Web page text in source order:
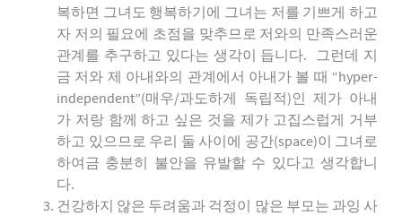
복하면 그녀도 행복하기에 그녀는 저를 기쁘게 하고
자 저의 필요에 초점을 맞추므로 저와의 만족스러운
관계를 추구하고 있다는 생각이 듭니다. 그런데 지
금 저와 제 아내와의 관계에서 아내가 볼 때 “hyper-
independent”(매우/과도하게 독립적)인 제가 아내
가 저랑 함께 하고 싶은 것을 제가 고집스럽게 거부
하고 있으므로 우리 둘 사이에 공간(space)이 그녀로
하여금 충분히 불안을 유발할 수 있다고 생각합니
다.
건강하지 않은 두려움과 걱정이 많은 부모는 과잉 사